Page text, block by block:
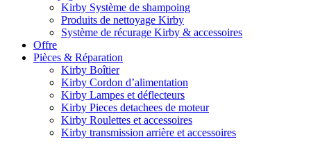
Kirby Système de shampoing
Produits de nettoyage Kirby
Système de récurage Kirby & accessoires
Offre
Pièces & Réparation
Kirby Boîtier
Kirby Cordon d’alimentation
Kirby Lampes et déflecteurs
Kirby Pieces detachees de moteur
Kirby Roulettes et accessoires
Kirby transmission arrière et accessoires